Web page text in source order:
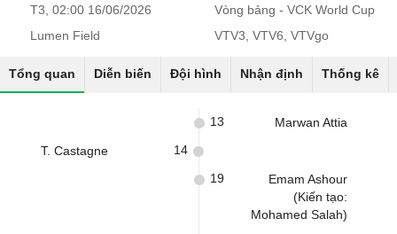
T3, 02:00 16/06/2026
Vòng bảng - VCK World Cup
Lumen Field
VTV3, VTV6, VTVgo
Tổng quan Diễn biến Đội hình Nhận định Thống kê
Marwan Attia
13
T. Castagne 14
Emam Ashour
(Kiến tạo:
Mohamed Salah)
19